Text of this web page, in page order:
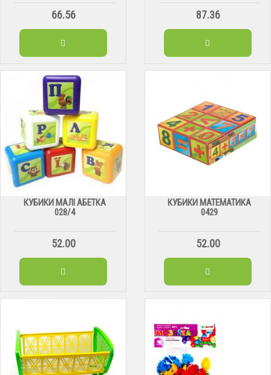
66.56 87.36
КУБИКИ МАЛІ АБЕТКА
028/4
52.00
КУБИКИ МАТЕМАТИКА
0429
52.00